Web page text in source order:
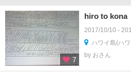
7
hiro to kona
2017/10/10 -
ハワイ島(ハ
by おさん